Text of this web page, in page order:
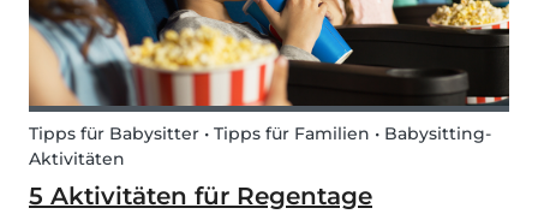
Tipps für Babysitter • Tipps für Familien • Babysitting-
Aktivitäten
5 Aktivitäten für Regentage